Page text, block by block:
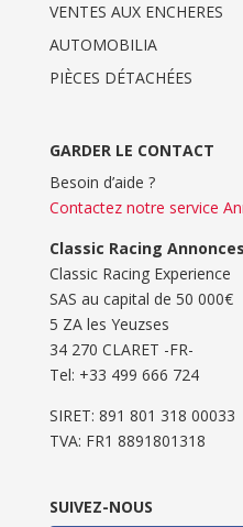
VENTES AUX ENCHERES
AUTOMOBILIA
PIÈCES DÉTACHÉES
GARDER LE CONTACT
Besoin d’aide ?
Contactez notre service
Classic Racing Annonces
Classic Racing Experience
SAS au capital de 50 000€
5 ZA les Yeuzses
34 270 CLARET -FR-
Tel: ‭+33 499 666 724‬
SIRET: 891 801 318 00033
TVA: FR1 8891801318
SUIVEZ-NOUS